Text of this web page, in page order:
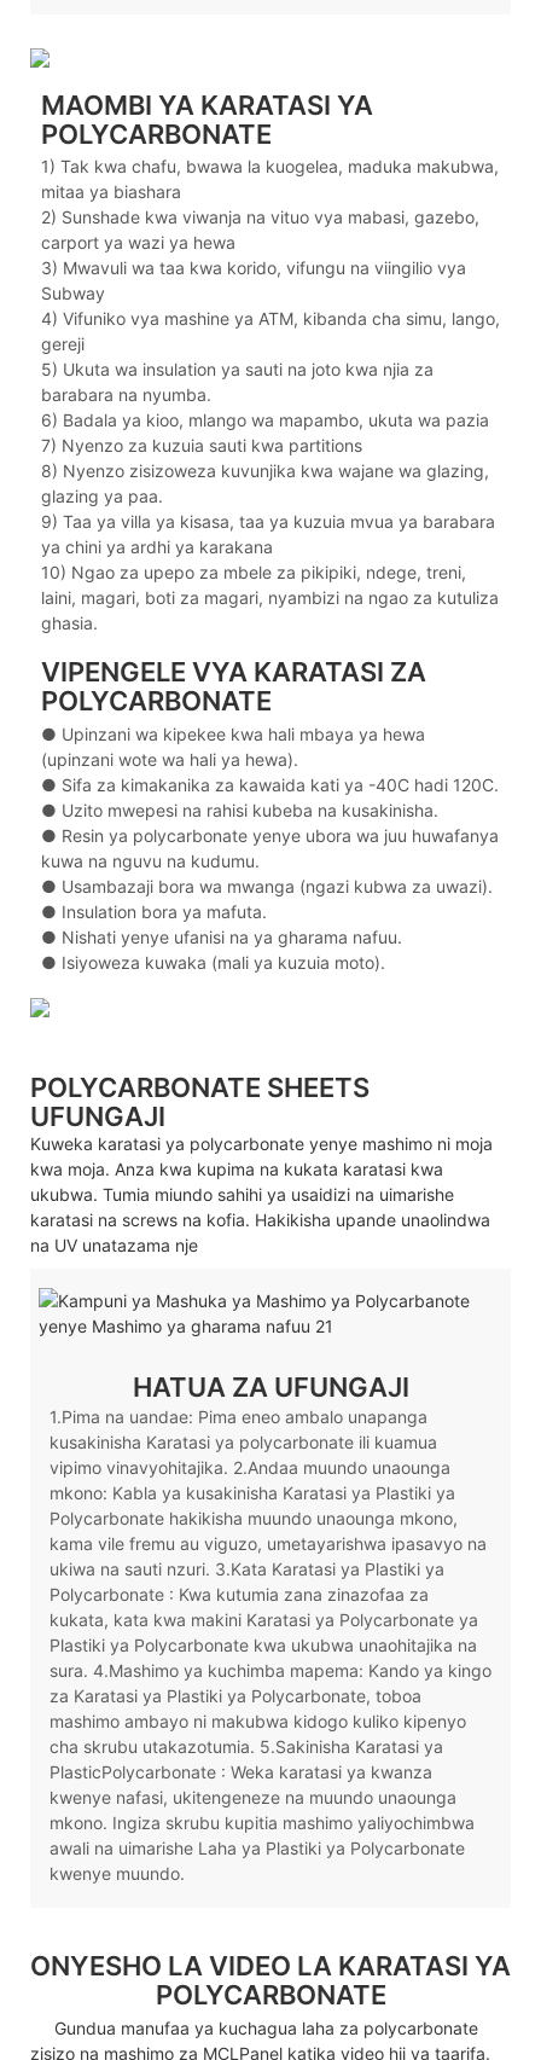
MAOMBI YA KARATASI YA
POLYCARBONATE
1) Tak kwa chafu, bwawa la kuogelea, maduka makubwa,
mitaa ya biashara
2) Sunshade kwa viwanja na vituo vya mabasi, gazebo,
carport ya wazi ya hewa
3) Mwavuli wa taa kwa korido, vifungu na viingilio vya
Subway
4) Vifuniko vya mashine ya ATM, kibanda cha simu, lango,
gereji
5) Ukuta wa insulation ya sauti na joto kwa njia za
barabara na nyumba.
6) Badala ya kioo, mlango wa mapambo, ukuta wa pazia
7) Nyenzo za kuzuia sauti kwa partitions
8) Nyenzo zisizoweza kuvunjika kwa wajane wa glazing,
glazing ya paa.
9) Taa ya villa ya kisasa, taa ya kuzuia mvua ya barabara
ya chini ya ardhi ya karakana
10) Ngao za upepo za mbele za pikipiki, ndege, treni,
laini, magari, boti za magari, nyambizi na ngao za kutuliza
ghasia.
VIPENGELE VYA KARATASI ZA
POLYCARBONATE
● Upinzani wa kipekee kwa hali mbaya ya hewa
(upinzani wote wa hali ya hewa).
● Sifa za kimakanika za kawaida kati ya -40C hadi 120C.
● Uzito mwepesi na rahisi kubeba na kusakinisha.
● Resin ya polycarbonate yenye ubora wa juu huwafanya
kuwa na nguvu na kudumu.
● Usambazaji bora wa mwanga (ngazi kubwa za uwazi).
● Insulation bora ya mafuta.
● Nishati yenye ufanisi na ya gharama nafuu.
● Isiyoweza kuwaka (mali ya kuzuia moto).
POLYCARBONATE SHEETS
UFUNGAJI
Kuweka karatasi ya polycarbonate yenye mashimo ni moja
kwa moja. Anza kwa kupima na kukata karatasi kwa
ukubwa. Tumia miundo sahihi ya usaidizi na uimarishe
karatasi na screws na kofia. Hakikisha upande unaolindwa
na UV unatazama nje
HATUA ZA UFUNGAJI
1.Pima na uandae: Pima eneo ambalo unapanga
kusakinisha Karatasi ya polycarbonate ili kuamua
vipimo vinavyohitajika. 2.Andaa muundo unaounga
mkono: Kabla ya kusakinisha Karatasi ya Plastiki ya
Polycarbonate hakikisha muundo unaounga mkono,
kama vile fremu au viguzo, umetayarishwa ipasavyo na
ukiwa na sauti nzuri. 3.Kata Karatasi ya Plastiki ya
Polycarbonate : Kwa kutumia zana zinazofaa za
kukata, kata kwa makini Karatasi ya Polycarbonate ya
Plastiki ya Polycarbonate kwa ukubwa unaohitajika na
sura. 4.Mashimo ya kuchimba mapema: Kando ya kingo
za Karatasi ya Plastiki ya Polycarbonate, toboa
mashimo ambayo ni makubwa kidogo kuliko kipenyo
cha skrubu utakazotumia. 5.Sakinisha Karatasi ya
PlasticPolycarbonate : Weka karatasi ya kwanza
kwenye nafasi, ukitengeneze na muundo unaounga
mkono. Ingiza skrubu kupitia mashimo yaliyochimbwa
awali na uimarishe Laha ya Plastiki ya Polycarbonate
kwenye muundo.
ONYESHO LA VIDEO LA KARATASI YA
POLYCARBONATE
Gundua manufaa ya kuchagua laha za polycarbonate
zisizo na mashimo za MCLPanel katika video hii ya taarifa.